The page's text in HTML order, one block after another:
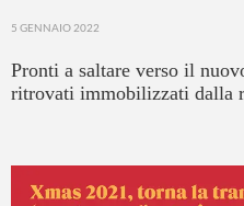
5 GENNAIO 2022
Pronti a saltare verso il
ritrovati immobilizzati dalla